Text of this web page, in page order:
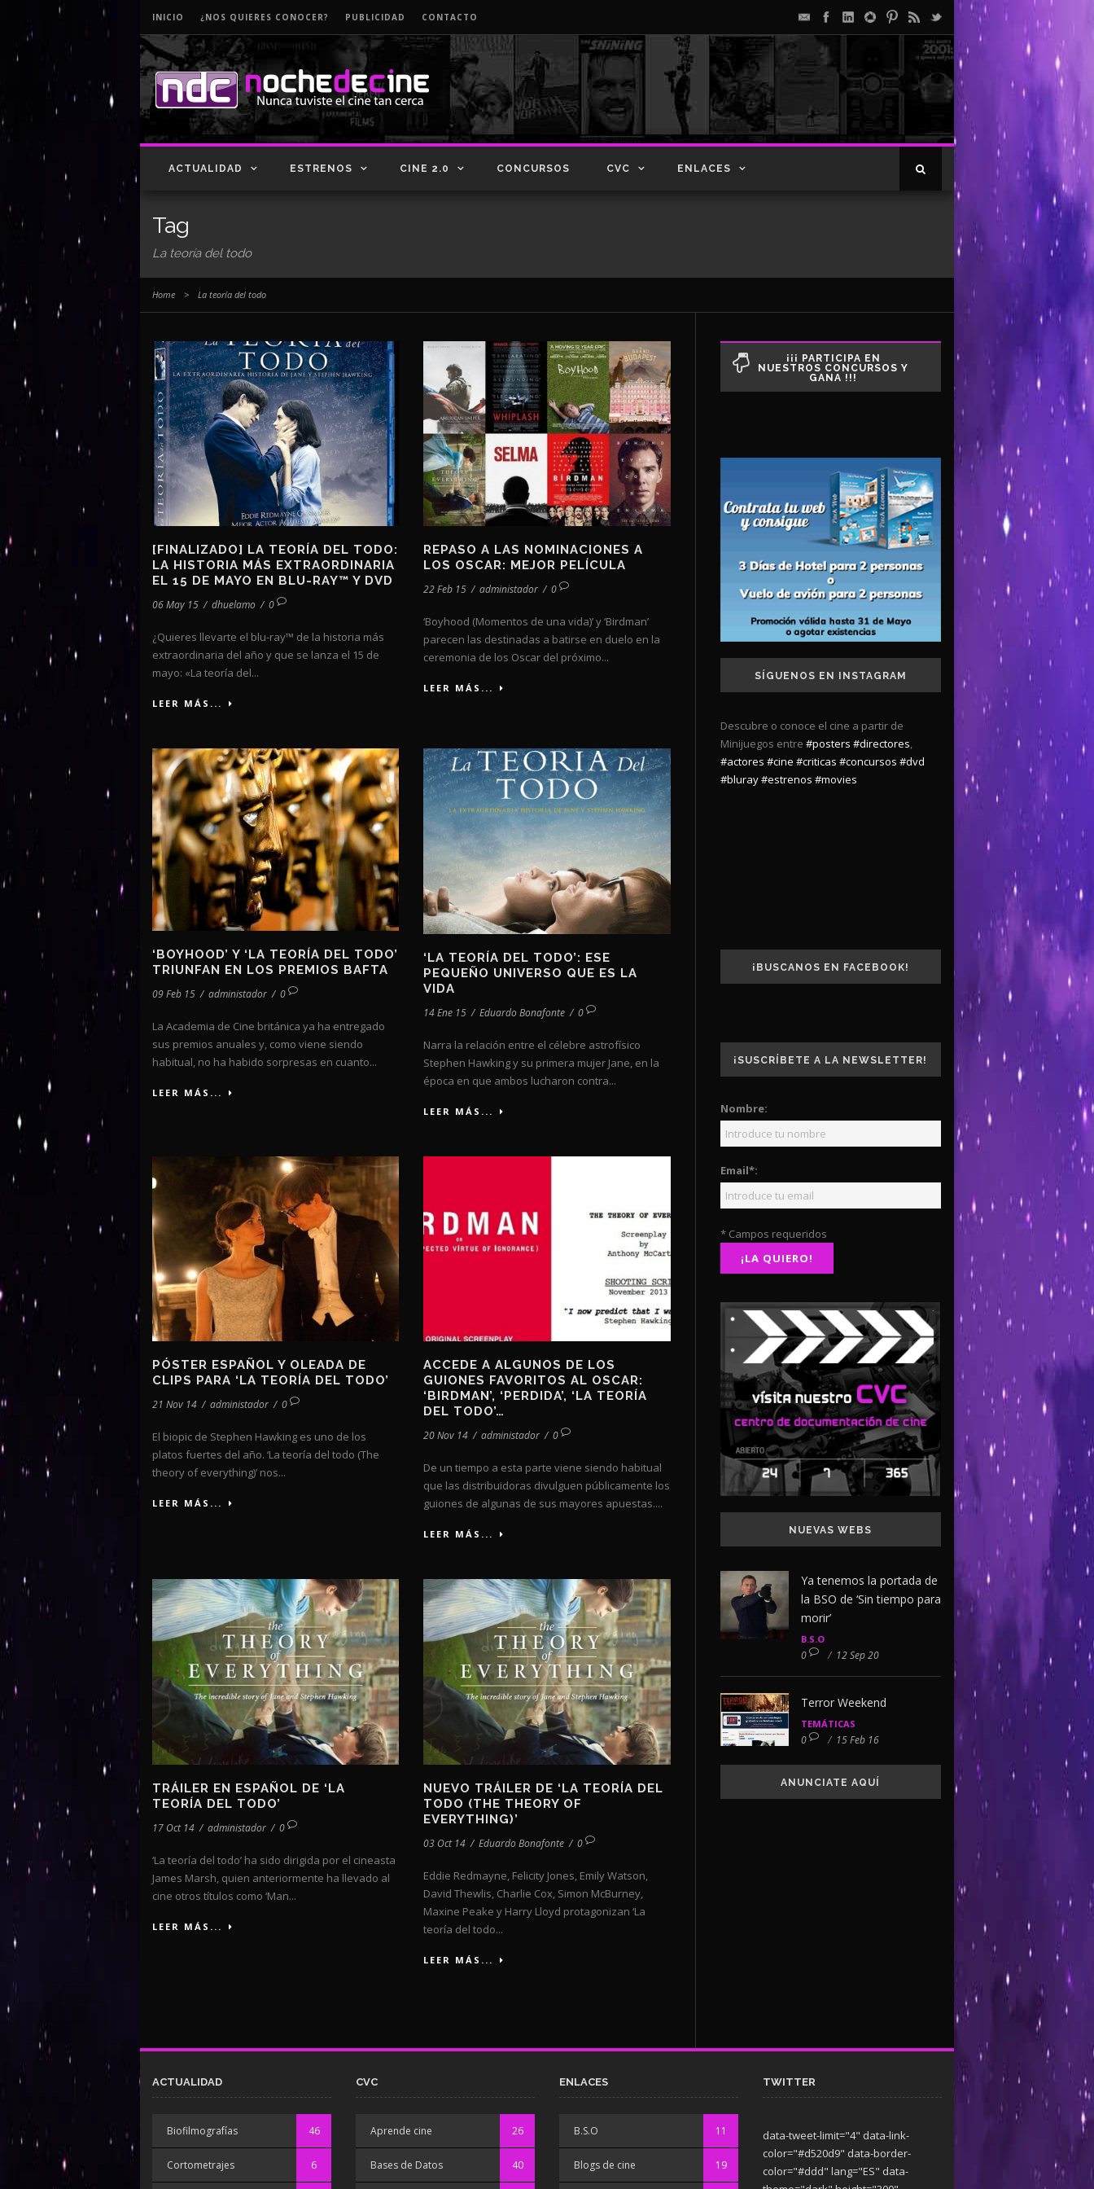
INICIO ¿NOS QUIERES CONOCER? PUBLICIDAD CONTACTO
ACTUALIDAD ESTRENOS CINE 2.0 CONCURSOS CVC ENLACES
Tag
La teoría del todo
Home > La teoría del todo
[FINALIZADO] LA TEORÍA DEL TODO:
LA HISTORIA MÁS EXTRAORDINARIA
EL 15 DE MAYO EN BLU-RAY™ Y DVD
06 May 15 / dhuelamo / 0
¿Quieres llevarte el blu-ray™ de la historia más
extraordinaria del año y que se lanza el 15 de
mayo: «La teoría del...
LEER MÁS...
REPASO A LAS NOMINACIONES A
LOS OSCAR: MEJOR PELÍCULA
22 Feb 15 / administador / 0
‘Boyhood (Momentos de una vida)’ y ‘Birdman’
parecen las destinadas a batirse en duelo en la
ceremonia de los Oscar del próximo...
LEER MÁS...
‘BOYHOOD’ Y ‘LA TEORÍA DEL TODO’
TRIUNFAN EN LOS PREMIOS BAFTA
09 Feb 15 / administador / 0
La Academia de Cine británica ya ha entregado
sus premios anuales y, como viene siendo
habitual, no ha habido sorpresas en cuanto...
LEER MÁS...
‘LA TEORÍA DEL TODO’: ESE
PEQUEÑO UNIVERSO QUE ES LA
VIDA
14 Ene 15 / Eduardo Bonafonte / 0
Narra la relación entre el célebre astrofísico
Stephen Hawking y su primera mujer Jane, en la
época en que ambos lucharon contra...
LEER MÁS...
PÓSTER ESPAÑOL Y OLEADA DE
CLIPS PARA ‘LA TEORÍA DEL TODO’
21 Nov 14 / administador / 0
El biopic de Stephen Hawking es uno de los
platos fuertes del año. ‘La teoría del todo (The
theory of everything)’ nos...
LEER MÁS...
ACCEDE A ALGUNOS DE LOS
GUIONES FAVORITOS AL OSCAR:
‘BIRDMAN’, ‘PERDIDA’, ‘LA TEORÍA
DEL TODO’…
20 Nov 14 / administador / 0
De un tiempo a esta parte viene siendo habitual
que las distribuidoras divulguen públicamente los
guiones de algunas de sus mayores apuestas....
LEER MÁS...
TRÁILER EN ESPAÑOL DE ‘LA
TEORÍA DEL TODO’
17 Oct 14 / administador / 0
‘La teoría del todo’ ha sido dirigida por el cineasta
James Marsh, quien anteriormente ha llevado al
cine otros títulos como ‘Man...
LEER MÁS...
NUEVO TRÁILER DE ‘LA TEORÍA DEL
TODO (THE THEORY OF
EVERYTHING)’
03 Oct 14 / Eduardo Bonafonte / 0
Eddie Redmayne, Felicity Jones, Emily Watson,
David Thewlis, Charlie Cox, Simon McBurney,
Maxine Peake y Harry Lloyd protagonizan ‘La
teoría del todo...
LEER MÁS...
¡¡¡ PARTICIPA EN
NUESTROS CONCURSOS Y
GANA !!!
SÍGUENOS EN INSTAGRAM
Descubre o conoce el cine a partir de
Minijuegos entre #posters #directores,
#actores #cine #criticas #concursos #dvd
#bluray#estrenos #movies
¡BUSCANOS EN FACEBOOK!
¡SUSCRÍBETE A LA NEWSLETTER!
Nombre:
Email*:
* Campos requeridos
NUEVAS WEBS
Ya tenemos la portada de
la BSO de ‘Sin tiempo para
morir’
B.S.O
0 / 12 Sep 20
Terror Weekend
TEMÁTICAS
0 / 15 Feb 16
ANUNCIATE AQUÍ
ACTUALIDAD
Biofilmografías 46
Cortometrajes 6
CVC
Aprende cine 26
Bases de Datos 40
ENLACES
B.S.O 11
Blogs de cine 19
TWITTER
data-tweet-limit="4" data-link-
color="#d520d9" data-border-
color="#ddd" lang="ES" data-